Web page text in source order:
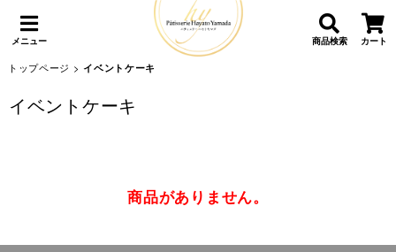
メニュー 商品検索 カート
トップページ >イベントケーキ
イベントケーキ
商品がありません。